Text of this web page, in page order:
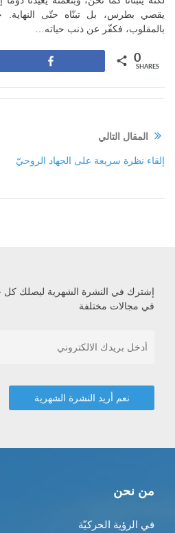
يقصي بطرس، بل تبنّاه حتّى
بالمقلوب، فكفّر عن ذنب حياته…
0
SHARES
المقال التالي
إلقاء نظرة سريعة على الجهاد الروحيّ
إشترك في النشرة الشهرية ليصلك
في مجالات مختلفة
من نحن
في الرؤية الحركيّة